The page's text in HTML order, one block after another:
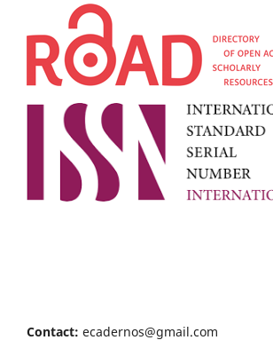
Contact: ecadernos@gmail.com